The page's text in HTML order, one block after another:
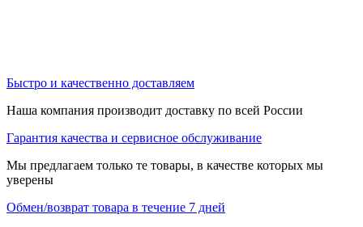
Быстро и качественно доставляем
Наша компания производит доставку по всей России
Гарантия качества и сервисное обслуживание
Мы предлагаем только те товары, в качестве которых мы
уверены
Обмен/возврат товара в течение 7 дней